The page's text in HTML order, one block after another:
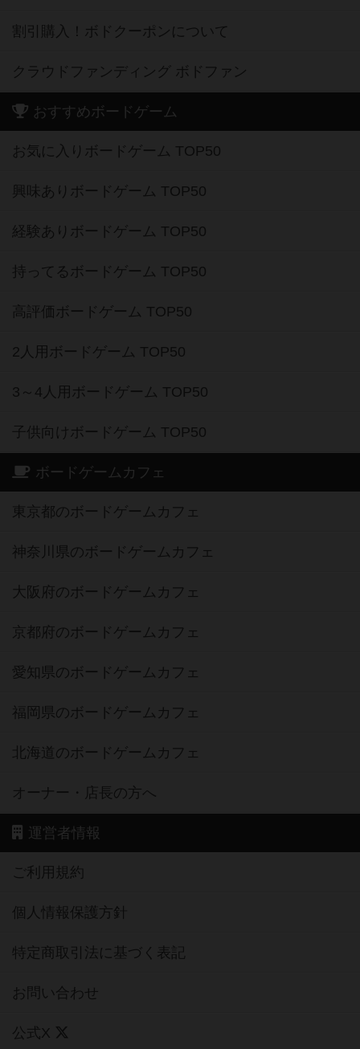
割引購入！ボドクーポンについて
クラウドファンディング ボドファン
おすすめボードゲーム
お気に入りボードゲーム TOP50
興味ありボードゲーム TOP50
経験ありボードゲーム TOP50
持ってるボードゲーム TOP50
高評価ボードゲーム TOP50
2人用ボードゲーム TOP50
3～4人用ボードゲーム TOP50
子供向けボードゲーム TOP50
ボードゲームカフェ
東京都のボードゲームカフェ
神奈川県のボードゲームカフェ
大阪府のボードゲームカフェ
京都府のボードゲームカフェ
愛知県のボードゲームカフェ
福岡県のボードゲームカフェ
北海道のボードゲームカフェ
オーナー・店長の方へ
運営者情報
ご利用規約
個人情報保護方針
特定商取引法に基づく表記
お問い合わせ
公式X